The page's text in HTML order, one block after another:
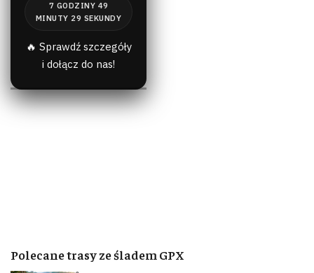
🔥 Sprawdź szczegóły
i dołącz do nas!
Polecane trasy ze śladem GPX